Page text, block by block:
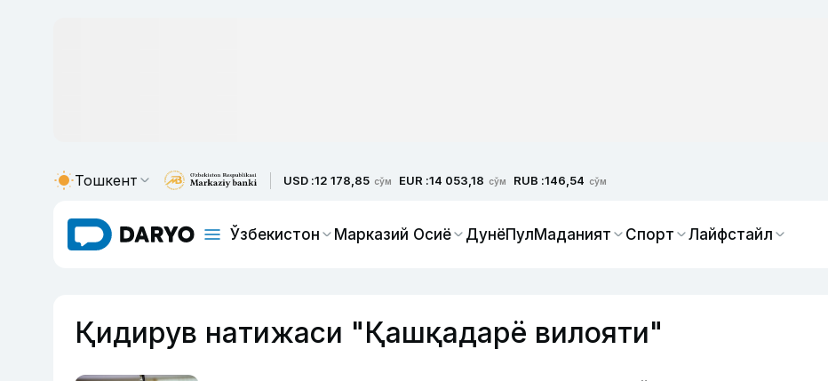
Тошкент USD :12 178,85 сўм EUR :14 053,18 сўм RUB :146,54 сўм
Ўзбекистон Марказий Осиё ДунёПулМаданият Спорт Лайфстайл
Қидирув натижаси "Қашқадарё вилояти"